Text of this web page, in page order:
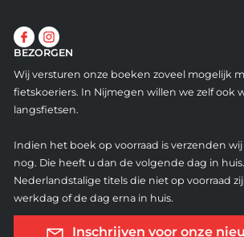
BEZORGEN
Wij versturen onze boeken zoveel mogelijk
fietskoeriers. In Nijmegen willen we zelf ook
langsfietsen.
Indien het boek op voorraad is verzenden
nog. Die heeft u dan de volgende dag in
Nederlandstalige titels die niet op voorraad
werkdag of de dag erna in huis.
Inschrijven voor onze